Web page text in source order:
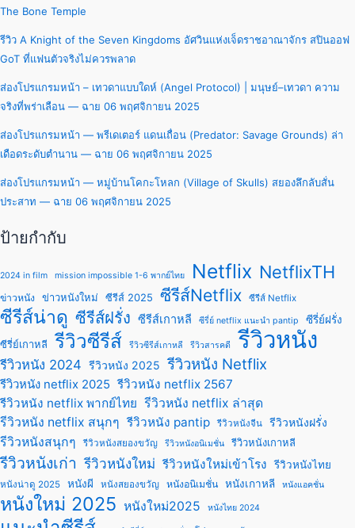
The Bone Temple
รีวิว A Knight of the Seven Kingdoms อัศวินแห่งเจ็ดราชอาณาจักร สปินออฟ
GoT ที่แฟนตัวจริงไม่ควรพลาด
ส่องโปรแกรมหน้า – เทวดาแบบใดห์ (Angel Protocol) | มนุษย์–เทวดา ความ
จริงที่พร่าเลือน — ฉาย 06 พฤศจิกายน 2025
ส่องโปรแกรมหน้า — พรีเดเตอร์ แดนเถื่อน (Predator: Savage Grounds) ล่า
เดือดระดับตำนาน — ฉาย 06 พฤศจิกายน 2025
ส่องโปรแกรมหน้า — หมู่บ้านโคกะโหลก (Village of Skulls) สยองลึกลับสั่น
ประสาท — ฉาย 06 พฤศจิกายน 2025
ป้ายกำกับ
2024 in film mission impossible 1-6 พากย์ไทย Netflix NetflixTH
ข่าวหนัง ข่าวหนังใหม่ ซีรีส์ 2025 ซีรีส์Netflix ซีรีส์ Netflix
ซีรีส์น่าดู ซีรีส์ฝรั่ง ซีรีส์เกาหลี ซีรี่ย์ netflix แนะนํา pantip
ซีรี่ย์ฝรั่ง
ซีรี่ย์เกาหลี
รีวิวซีรีส์ รีวิวซีรีส์เกาหลี รีวิวสารคดี รีวิวหนัง
รีวิวหนัง 2024 รีวิวหนัง 2025 รีวิวหนัง Netflix
รีวิวหนัง netflix 2025 รีวิวหนัง netflix 2567
รีวิวหนัง netflix พากย์ไทย รีวิวหนัง netflix ล่าสุด
รีวิวหนัง netflix สนุกๆ รีวิวหนัง pantip รีวิวหนังจีน รีวิวหนังฝรั่ง
รีวิวหนังสนุกๆ รีวิวหนังสยองขวัญ รีวิวหนังอนิเมชั่น รีวิวหนังเกาหลี
รีวิวหนังเก่า รีวิวหนังใหม่ รีวิวหนังใหม่เข้าโรง รีวิวหนังไทย
หนังน่าดู 2025 หนังผี หนังสยองขวัญ หนังอนิเมชั่น หนังเกาหลี หนังแอคชั่น
หนังใหม่ 2025 หนังใหม่2025 หนังไทย 2024